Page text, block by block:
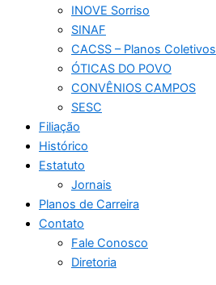
INOVE Sorriso
SINAF
CACSS – Planos Coletivos
ÓTICAS DO POVO
CONVÊNIOS CAMPOS
SESC
Filiação
Histórico
Estatuto
Jornais
Planos de Carreira
Contato
Fale Conosco
Diretoria